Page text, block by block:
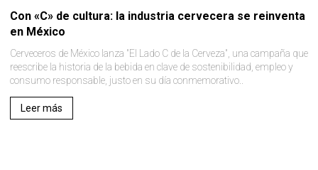
Con «C» de cultura: la industria cervecera se reinventa
en México
Cerveceros de México lanza "El Lado C de la Cerveza", una campaña que
reescribe la historia de la bebida en clave de sostenibilidad, empleo y
consumo responsable, justo en su día conmemorativo..
Leer más